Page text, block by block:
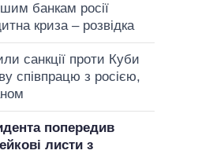
банкам росії
криза – розвідка
санкції проти Куби
співпрацю з росією,
попередив
листи з